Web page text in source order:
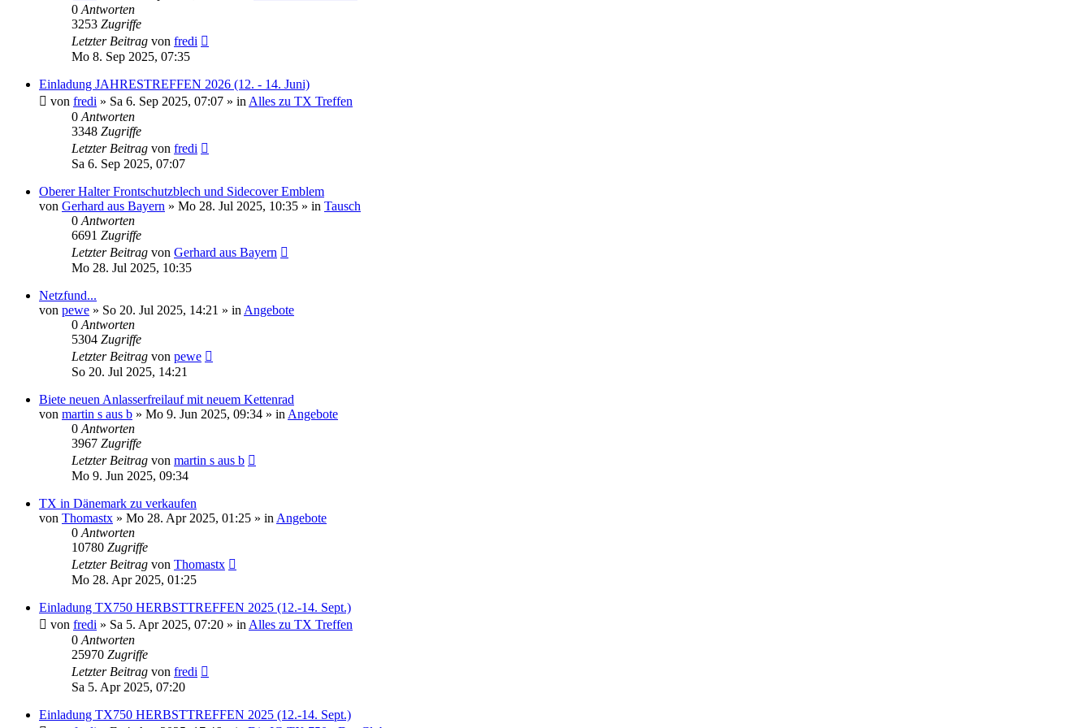
0 Antworten
3253 Zugriffe
Letzter Beitrag von fredi
Mo 8. Sep 2025, 07:35
Einladung JAHRESTREFFEN 2026 (12. - 14. Juni)
von fredi » Sa 6. Sep 2025, 07:07 » in Alles zu TX Treffen
0 Antworten
3348 Zugriffe
Letzter Beitrag von fredi
Sa 6. Sep 2025, 07:07
Oberer Halter Frontschutzblech und Sidecover Emblem
von Gerhard aus Bayern » Mo 28. Jul 2025, 10:35 » in Tausch
0 Antworten
6691 Zugriffe
Letzter Beitrag von Gerhard aus Bayern
Mo 28. Jul 2025, 10:35
Netzfund...
von pewe » So 20. Jul 2025, 14:21 » in Angebote
0 Antworten
5304 Zugriffe
Letzter Beitrag von pewe
So 20. Jul 2025, 14:21
Biete neuen Anlasserfreilauf mit neuem Kettenrad
von martin s aus b » Mo 9. Jun 2025, 09:34 » in Angebote
0 Antworten
3967 Zugriffe
Letzter Beitrag von martin s aus b
Mo 9. Jun 2025, 09:34
TX in Dänemark zu verkaufen
von Thomastx » Mo 28. Apr 2025, 01:25 » in Angebote
0 Antworten
10780 Zugriffe
Letzter Beitrag von Thomastx
Mo 28. Apr 2025, 01:25
Einladung TX750 HERBSTTREFFEN 2025 (12.-14. Sept.)
von fredi » Sa 5. Apr 2025, 07:20 » in Alles zu TX Treffen
0 Antworten
25970 Zugriffe
Letzter Beitrag von fredi
Sa 5. Apr 2025, 07:20
Einladung TX750 HERBSTTREFFEN 2025 (12.-14. Sept.)